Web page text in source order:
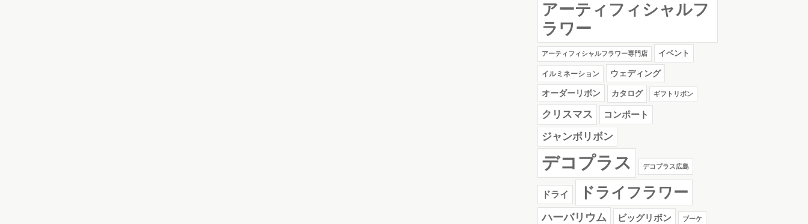
アーティフィシャルフ
ラワー
アーティフィシャルフラワー専門店 イベント
イルミネーション ウェディング
オーダーリボン カタログ ギフトリボン
クリスマス コンポート
ジャンボリボン
デコプラス デコプラス広島
ドライ ドライフラワー
ハーバリウム ビッグリボン ブーケ